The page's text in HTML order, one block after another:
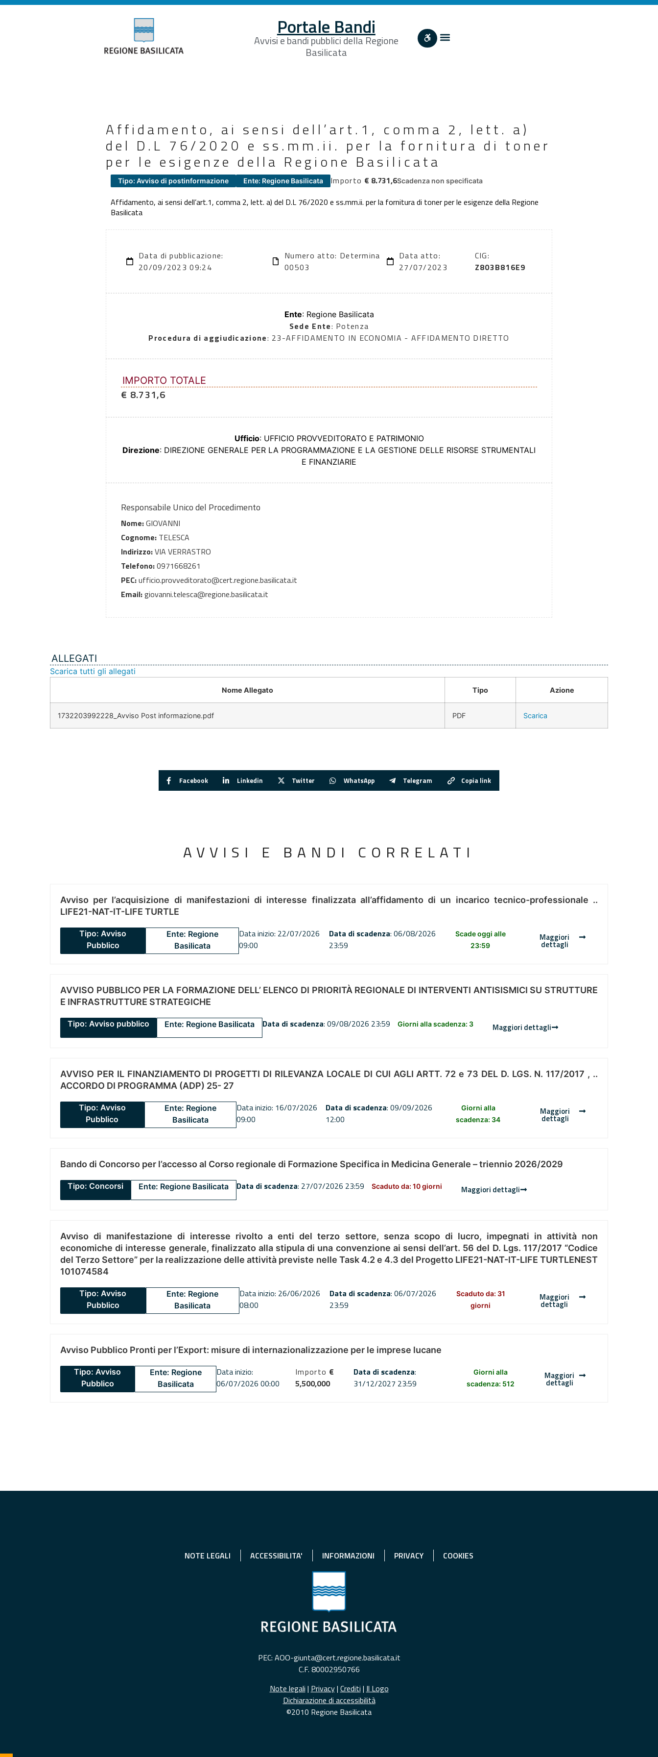
Portale Bandi
Avvisi e bandi pubblici della Regione
Basilicata
Affidamento, ai sensi dell’art.1, comma 2, lett. a)
del D.L 76/2020 e ss.mm.ii. per la fornitura di toner
per le esigenze della Regione Basilicata
Tipo: Avviso di postinformazione Ente: Regione Basilicata Importo € 8.731,6Scadenza non specificata
Affidamento, ai sensi dell’art.1, comma 2, lett. a) del D.L 76/2020 e ss.mm.ii. per la fornitura di toner per le esigenze della Regione
Basilicata
Data di pubblicazione:
20/09/2023 09:24
Numero atto: Determina
00503
Data atto:
27/07/2023
CIG:
Z803B816E9
Ente: Regione Basilicata
Sede Ente: Potenza
Procedura di aggiudicazione: 23-AFFIDAMENTO IN ECONOMIA - AFFIDAMENTO DIRETTO
IMPORTO TOTALE
€ 8.731,6
Ufficio: UFFICIO PROVVEDITORATO E PATRIMONIO
Direzione: DIREZIONE GENERALE PER LA PROGRAMMAZIONE E LA GESTIONE DELLE RISORSE STRUMENTALI
E FINANZIARIE
Responsabile Unico del Procedimento
Nome:GIOVANNI
Cognome: TELESCA
Indirizzo:VIA VERRASTRO
Telefono:0971668261
PEC:ufficio.provveditorato@cert.regione.basilicata.it
Email:giovanni.telesca@regione.basilicata.it
ALLEGATI
Scarica tutti gli allegati
Nome Allegato Tipo Azione
1732203992228_Avviso Post informazione.pdf PDF Scarica
Facebook Linkedin Twitter WhatsApp Telegram Copia link
AVVISI E BANDI CORRELATI
Avviso per l’acquisizione di manifestazioni di interesse finalizzata all’affidamento di un incarico tecnico-professionale ..
LIFE21-NAT-IT-LIFE TURTLE
Tipo: Avviso
Pubblico
Ente: Regione
Basilicata
Data inizio: 22/07/2026
09:00
Data di scadenza: 06/08/2026
23:59
Scade oggi alle
23:59
Maggiori
dettagli
AVVISO PUBBLICO PER LA FORMAZIONE DELL’ ELENCO DI PRIORITÀ REGIONALE DI INTERVENTI ANTISISMICI SU STRUTTURE
E INFRASTRUTTURE STRATEGICHE
Tipo: Avviso pubblico Ente: Regione Basilicata Data di scadenza: 09/08/2026 23:59 Giorni alla scadenza: 3 Maggiori dettagli
AVVISO PER IL FINANZIAMENTO DI PROGETTI DI RILEVANZA LOCALE DI CUI AGLI ARTT. 72 e 73 DEL D. LGS. N. 117/2017 , ..
ACCORDO DI PROGRAMMA (ADP) 25- 27
Tipo: Avviso
Pubblico
Ente: Regione
Basilicata
Data inizio: 16/07/2026
09:00
Data di scadenza: 09/09/2026
12:00
Giorni alla
scadenza: 34
Maggiori
dettagli
Bando di Concorso per l’accesso al Corso regionale di Formazione Specifica in Medicina Generale – triennio 2026/2029
Tipo: Concorsi Ente: Regione Basilicata Data di scadenza: 27/07/2026 23:59 Scaduto da: 10 giorni Maggiori dettagli
Avviso di manifestazione di interesse rivolto a enti del terzo settore, senza scopo di lucro, impegnati in attività non
economiche di interesse generale, finalizzato alla stipula di una convenzione ai sensi dell’art. 56 del D. Lgs. 117/2017 “Codice
del Terzo Settore” per la realizzazione delle attività previste nelle Task 4.2 e 4.3 del Progetto LIFE21-NAT-IT-LIFE TURTLENEST
101074584
Tipo: Avviso
Pubblico
Ente: Regione
Basilicata
Data inizio: 26/06/2026
08:00
Data di scadenza: 06/07/2026
23:59
Scaduto da: 31
giorni
Maggiori
dettagli
Avviso Pubblico Pronti per l’Export: misure di internazionalizzazione per le imprese lucane
Tipo: Avviso
Pubblico
Ente: Regione
Basilicata
Data inizio:
06/07/2026 00:00
Importo €
5,500,000
Data di scadenza:
31/12/2027 23:59
Giorni alla
scadenza: 512
Maggiori
dettagli
NOTE LEGALI ACCESSIBILITA' INFORMAZIONI PRIVACY COOKIES
PEC: AOO-giunta@cert.regione.basilicata.it
C.F. 80002950766
Note legali | Privacy| Crediti | Il Logo
Dichiarazione di accessibilità
©2010 Regione Basilicata